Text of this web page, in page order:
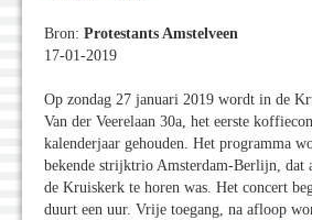
Bron: Protestants Amstelveen
17-01-2019
Op zondag 27 januari 2019 wordt in de
Van der Veerelaan 30a, het eerste
kalenderjaar gehouden. Het programma
bekende strijktrio Amsterdam-Berlijn, dat
de Kruiskerk te horen was. Het concert
duurt een uur. Vrije toegang, na afloop